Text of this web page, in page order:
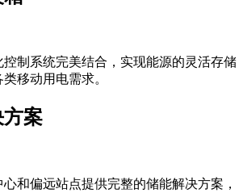
制系统完美结合，实现能源的灵活存储
移动用电需求。
案
和偏远站点提供完整的储能解决方案，